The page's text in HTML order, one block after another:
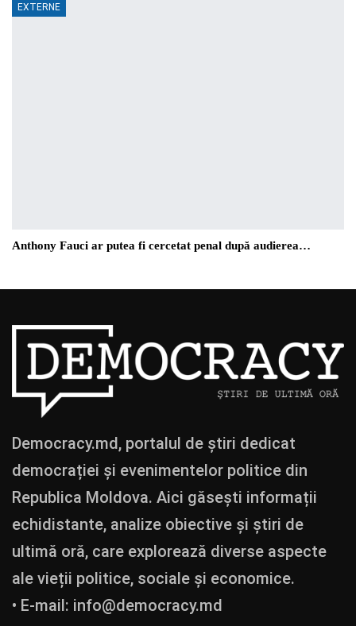
EXTERNE
Anthony Fauci ar putea fi cercetat penal după audierea…
Democracy.md, portalul de știri dedicat
democrației și evenimentelor politice din
Republica Moldova. Aici găsești informații
echidistante, analize obiective și știri de
ultimă oră, care explorează diverse aspecte
ale vieții politice, sociale și economice.
• E-mail: info@democracy.md